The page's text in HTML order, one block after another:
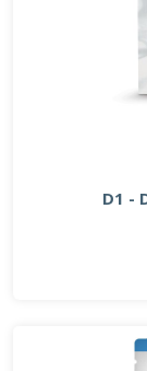
D1 -